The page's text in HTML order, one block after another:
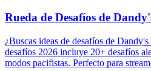
Rueda de Desafíos de
¿Buscas ideas de desafíos de
desafíos 2026 incluye 20+ desafíos
modos pacifistas. Perfecto para